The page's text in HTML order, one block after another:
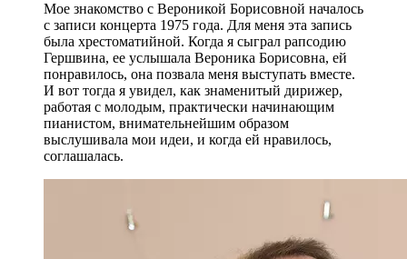
Мое знакомство с Вероникой Борисовной началось
с записи концерта 1975 года. Для меня эта запись
была хрестоматийной. Когда я сыграл рапсодию
Гершвина, ее услышала Вероника Борисовна, ей
понравилось, она позвала меня выступать вместе.
И вот тогда я увидел, как знаменитый дирижер,
работая с молодым, практически начинающим
пианистом, внимательнейшим образом
выслушивала мои идеи, и когда ей нравилось,
соглашалась.